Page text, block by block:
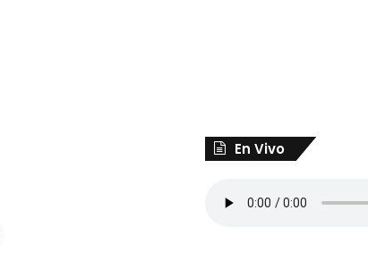
En Vivo